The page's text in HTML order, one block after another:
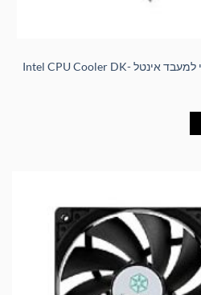
מאוורר איכותי למעבד אינטל Intel CPU Cooler DK-